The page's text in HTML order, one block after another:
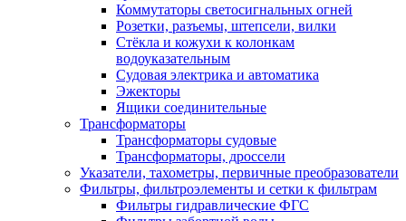
Коммутаторы светосигнальных огней
Розетки, разъемы, штепсели, вилки
Стёкла и кожухи к колонкам
водоуказательным
Судовая электрика и автоматика
Эжекторы
Ящики соединительные
Трансформаторы
Трансформаторы судовые
Трансформаторы, дроссели
Указатели, тахометры, первичные преобразователи
Фильтры, фильтроэлементы и сетки к фильтрам
Фильтры гидравлические ФГС